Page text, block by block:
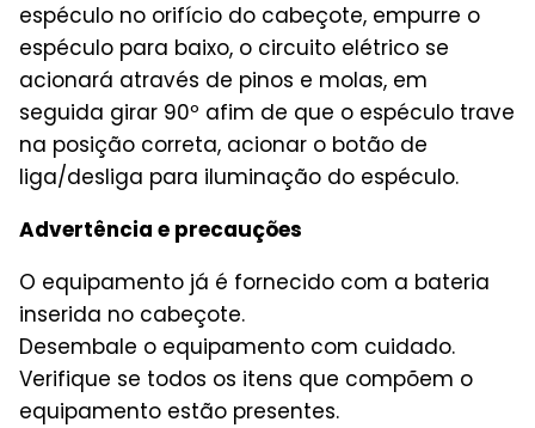
espéculo no orifício do cabeçote, empurre o
espéculo para baixo, o circuito elétrico se
acionará através de pinos e molas, em
seguida girar 90º afim de que o espéculo trave
na posição correta, acionar o botão de
liga/desliga para iluminação do espéculo.
Advertência e precauções
O equipamento já é fornecido com a bateria
inserida no cabeçote.
Desembale o equipamento com cuidado.
Verifique se todos os itens que compõem o
equipamento estão presentes.